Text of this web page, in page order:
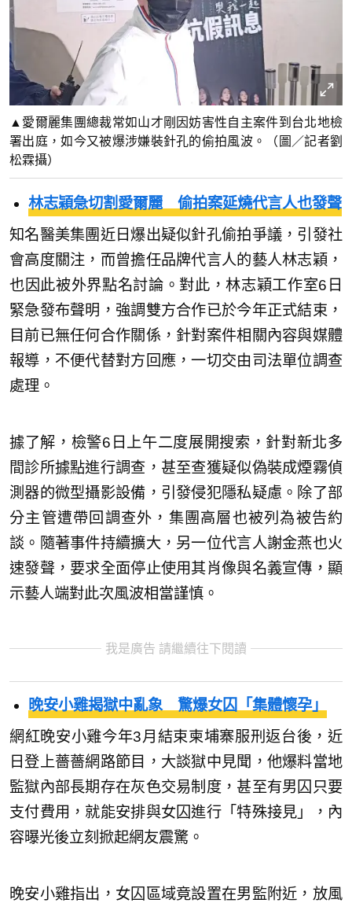
▲愛爾麗集團總裁常如山才剛因妨害性自主案件到台北地檢
署出庭，如今又被爆涉嫌裝針孔的偷拍風波。（圖／記者劉
松霖攝）
林志穎急切割愛爾麗 偷拍案延燒代言人也發聲
知名醫美集團近日爆出疑似針孔偷拍爭議，引發社
會高度關注，而曾擔任品牌代言人的藝人林志穎，
也因此被外界點名討論。對此，林志穎工作室6日
緊急發布聲明，強調雙方合作已於今年正式結束，
目前已無任何合作關係，針對案件相關內容與媒體
報導，不便代替對方回應，一切交由司法單位調查
處理。
據了解，檢警6日上午二度展開搜索，針對新北多
間診所據點進行調查，甚至查獲疑似偽裝成煙霧偵
測器的微型攝影設備，引發侵犯隱私疑慮。除了部
分主管遭帶回調查外，集團高層也被列為被告約
談。隨著事件持續擴大，另一位代言人謝金燕也火
速發聲，要求全面停止使用其肖像與名義宣傳，顯
示藝人端對此次風波相當謹慎。
我是廣告 請繼續往下閱讀
晚安小雞揭獄中亂象 驚爆女囚「集體懷孕」
網紅晚安小雞今年3月結束柬埔寨服刑返台後，近
日登上薔薔網路節目，大談獄中見聞，他爆料當地
監獄內部長期存在灰色交易制度，甚至有男囚只要
支付費用，就能安排與女囚進行「特殊接見」，內
容曝光後立刻掀起網友震驚。
晚安小雞指出，女囚區域竟設置在男監附近，放風